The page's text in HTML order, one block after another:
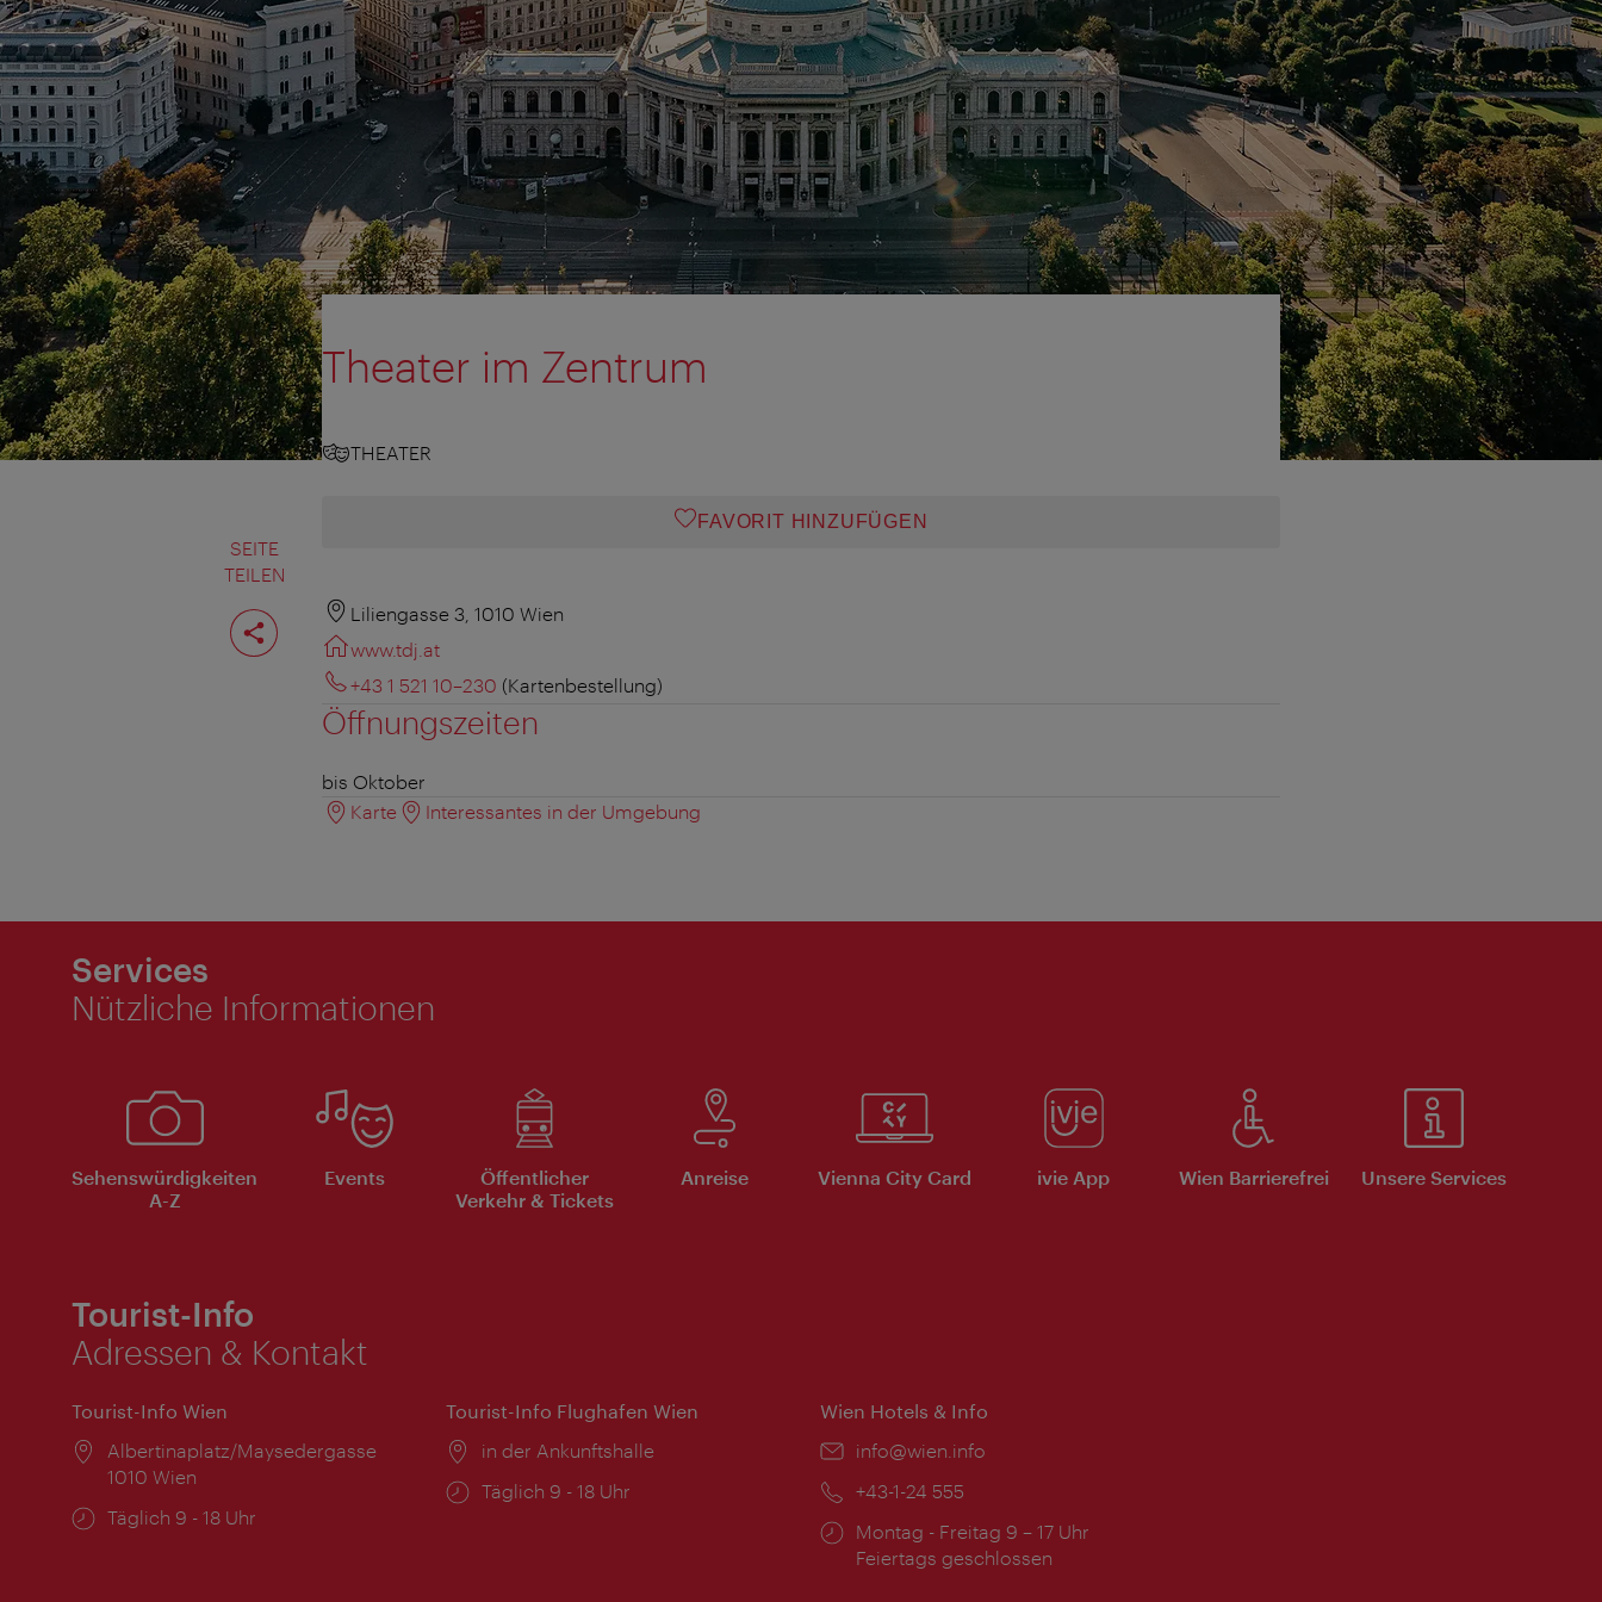
SEITE
TEILEN
Seite
teilen
Theater im Zentrum
THEATER
FAVORIT HINZUFÜGEN
Liliengasse 3, 1010 Wien
www.tdj.at
+43 1 521 10–230 (Kartenbestellung)
Öffnungszeiten
bis Oktober
Karte
Interessantes in der Umgebung
Services
Nützliche Informationen
Sehenswürdigkeiten
A-Z
Events
Öffentlicher
Verkehr & Tickets
Anreise Vienna City Card ivie App Wien Barrierefrei Unsere Services
Tourist-Info
Adressen & Kontakt
Tourist-Info Wien
Ort:
Albertinaplatz/Maysedergasse
1010 Wien
Öffnungszeiten:
Täglich 9 - 18 Uhr
Tourist-Info Flughafen Wien
Ort:
in der Ankunftshalle
Öffnungszeiten:
Täglich 9 - 18 Uhr
Wien Hotels & Info
Email:
info@wien.info
Telefon:
+43-1-24 555
Öffnungszeiten:
Montag - Freitag 9 – 17 Uhr
Feiertags geschlossen